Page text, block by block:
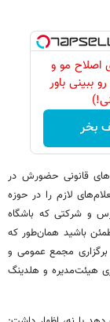
اصلاح مو و
ببینی باور
بخر
قانونی حضورش در
لازم را در حوزه
و شرکتی که باشگاه
باشید همان‌طور که
برگزاری مجمع عمومی و
هیئت‌مدیره و هلدینگ